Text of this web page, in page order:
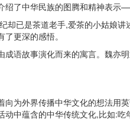
绍了中华民族的图腾和精神表示
却已是茶道老手,爱茶的小姑娘
更深的感悟。
成语故事演化而来的寓言。魏
向为外界传播中华文化的想法用
动中蕴含的中华传统文化,比如: